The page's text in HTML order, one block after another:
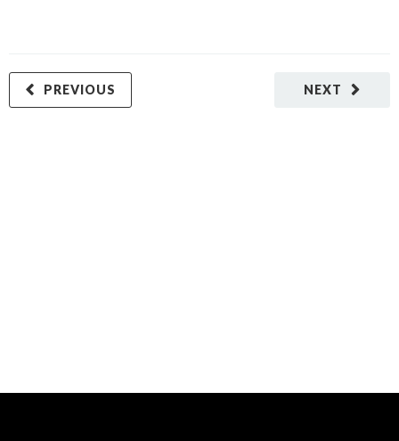
NEXT
PREVIOUS